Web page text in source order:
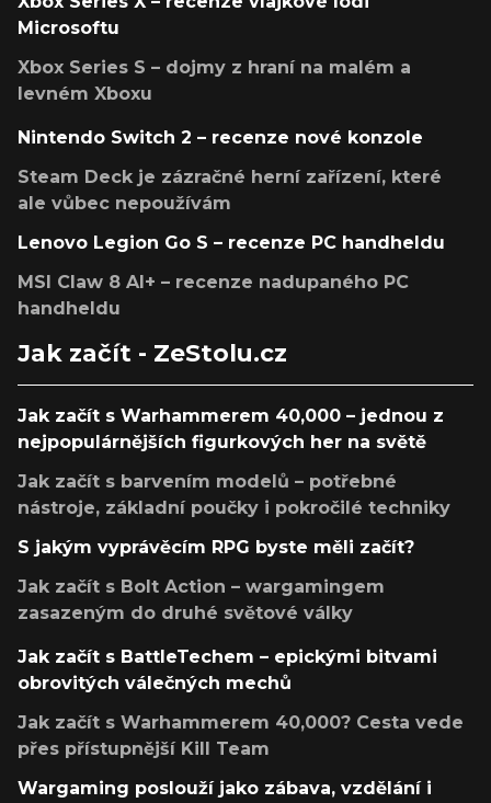
Microsoftu
Xbox Series S – dojmy z hraní na malém a
levném Xboxu
Nintendo Switch 2 – recenze nové konzole
Steam Deck je zázračné herní zařízení, které
ale vůbec nepoužívám
Lenovo Legion Go S – recenze PC handheldu
MSI Claw 8 AI+ – recenze nadupaného PC
handheldu
Jak začít - ZeStolu.cz
Jak začít s Warhammerem 40,000 – jednou z
nejpopulárnějších figurkových her na světě
Jak začít s barvením modelů – potřebné
nástroje, základní poučky i pokročilé techniky
S jakým vyprávěcím RPG byste měli začít?
Jak začít s Bolt Action – wargamingem
zasazeným do druhé světové války
Jak začít s BattleTechem – epickými bitvami
obrovitých válečných mechů
Jak začít s Warhammerem 40,000? Cesta vede
přes přístupnější Kill Team
Wargaming poslouží jako zábava, vzdělání i